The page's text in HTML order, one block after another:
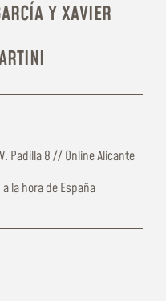
Y XAVIER
Padilla 8 // Online Alicante
la hora de España